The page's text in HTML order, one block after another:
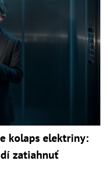
kolaps elektriny:
zatiahnuť